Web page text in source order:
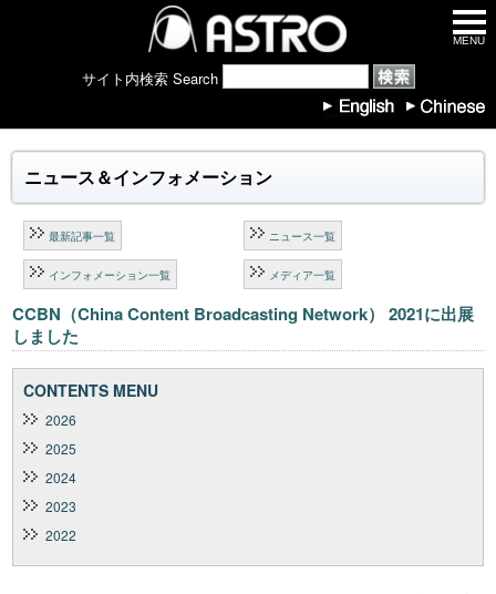
サイト内検索 Search
MENU
ニュース＆インフォメーション
最新記事一覧 ニュース一覧
インフォメーション一覧 メディア一覧
CCBN（China Content Broadcasting Network） 2021に出展
しました
CONTENTS MENU
2026
2025
2024
2023
2022